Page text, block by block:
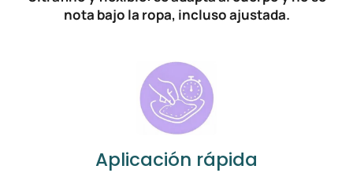
nota bajo la ropa, incluso ajustada.
Aplicación rápida